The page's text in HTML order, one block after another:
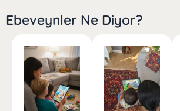
Ebeveynler Ne Diyor?